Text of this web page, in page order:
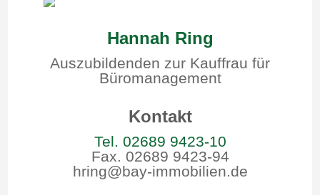
Hannah Ring
Auszubildenden zur Kauffrau für
Büromanagement
Kontakt
Tel. 02689 9423-10
Fax. 02689 9423-94
hring@bay-immobilien.de